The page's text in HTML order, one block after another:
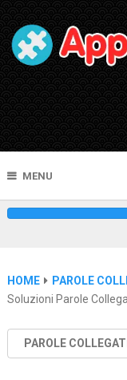
MENU
HOME
PAROLE
Soluzioni Parole
PAROLE